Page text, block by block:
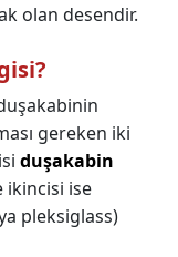
olan desendir.
gereken iki
duşakabin
ikincisi ise
pleksiglass)